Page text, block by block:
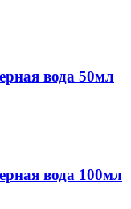
вода 50мл
вода 100мл